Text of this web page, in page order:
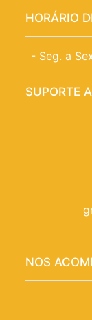
HORÁRIO
- Seg. a
SUPORTE
NOS